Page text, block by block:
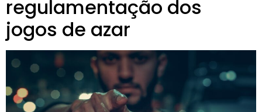
regulamentação dos
jogos de azar